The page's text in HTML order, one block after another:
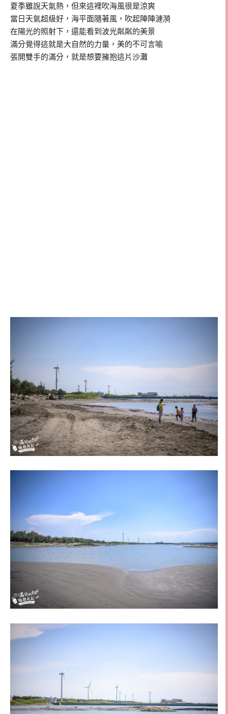
夏季雖說天氣熱，但來這裡吹海風很是涼爽
當日天氣超級好，海平面隨著風，吹起陣陣漣漪
在陽光的照射下，還能看到波光粼粼的美景
滿分覺得這就是大自然的力量，美的不可言喻
張開雙手的滿分，就是想要擁抱這片沙灘